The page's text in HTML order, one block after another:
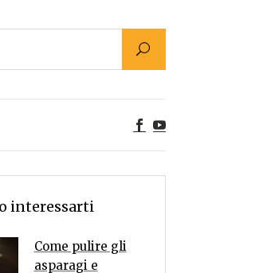
interessarti
Come pulire gli
asparagi e